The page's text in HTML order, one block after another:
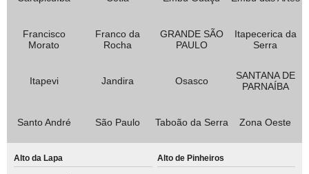
cartucho remanufaturado para venda preço Alto da Lapa
venda de remanufatura de cartucho Parque dos Pássaros
cartuchos para impressoras remanufaturado Vila Guiomar
Francisco
Morato
Franco da
Rocha
GRANDE SÃO
PAULO
Itapecerica da
Serra
Itapevi Jandira Osasco
SANTANA DE
PARNAÍBA
Santo André São Paulo Taboão da Serra Zona Oeste
Alto da Lapa Alto de Pinheiros